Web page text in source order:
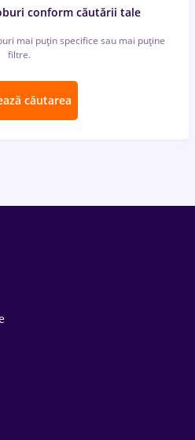
conform căutării tale
mai puțin specifice sau mai puține
filtre.
căutarea